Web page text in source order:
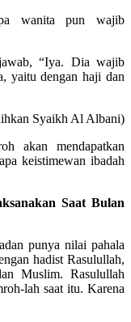
wanita pun wajib
“Iya. Dia wajib
yaitu dengan haji dan
Syaikh Al Albani)
akan mendapatkan
keistimewan ibadah
Saat Bulan
punya nilai pahala
hadist Rasulullah,
Muslim. Rasulullah
lah saat itu. Karena